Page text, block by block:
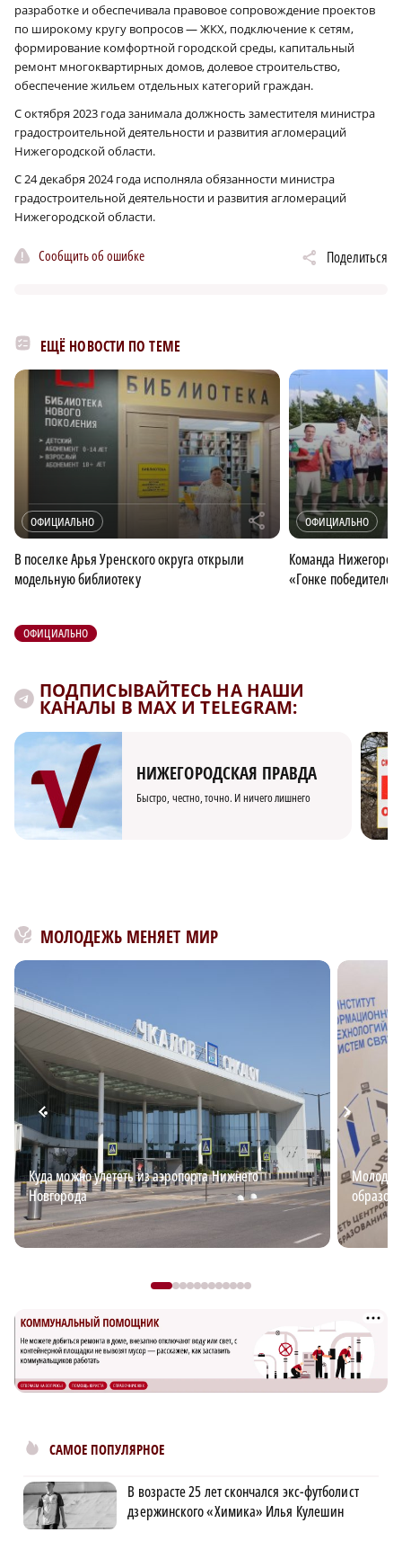
разработке и обеспечивала правовое сопровождение проектов
по широкому кругу вопросов — ЖКХ, подключение к сетям,
формирование комфортной городской среды, капитальный
ремонт многоквартирных домов, долевое строительство,
обеспечение жильем отдельных категорий граждан.
С октября 2023 года занимала должность заместителя министра
градостроительной деятельности и развития агломераций
Нижегородской области.
С 24 декабря 2024 года исполняла обязанности министра
градостроительной деятельности и развития агломераций
Нижегородской области.
Сообщить об ошибке Поделиться
ЕЩЁ НОВОСТИ ПО ТЕМЕ
ОФИЦИАЛЬНО r
В поселке Арья Уренского округа открыли
модельную библиотеку
ОФИЦИАЛЬНО
Команда
«Гонке
ОФИЦИАЛЬНО
ПОДПИСЫВАЙТЕСЬ НА НАШИ
КАНАЛЫ В MAX И TELEGRAM:
НИЖЕГОРОДСКАЯ ПРАВДА
Быстро, честно, точно. И ничего лишнего
МОЛОДЕЖЬ МЕНЯЕТ МИР
Куда можно улететь из аэропорта Нижнего
Новгорода
САМОЕ ПОПУЛЯРНОЕ
В возрасте 25 лет скончался экс-футболист
дзержинского «Химика» Илья Кулешин